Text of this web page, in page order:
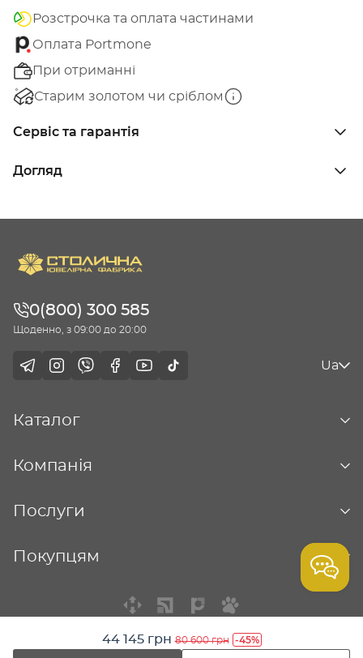
44 145 грн 80 600 грн -45%
Розстрочка та оплата частинами
Оплата Portmone
При отриманні
Старим золотом чи сріблом
Сервіс та гарантія
Догляд
0(800) 300 585
Щоденно, з 09:00 до 20:00
Ua
Каталог
Компанія
Послуги
Покупцям